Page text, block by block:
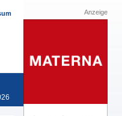
Anzeige